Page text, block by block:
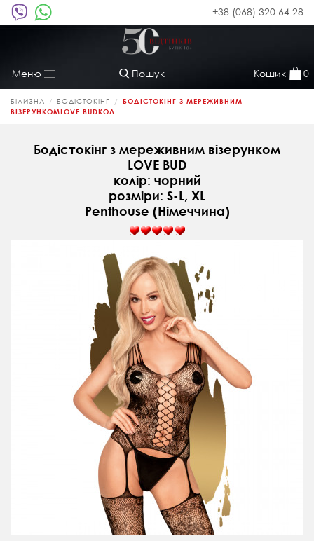
+38 (068) 320 64 28
Пошук Кошик 0
Меню
Toggle
navigation
БІЛИЗНА БОДІСТОКІНГ
БОДІСТОКІНГ З МЕРЕЖИВНИМ
ВІЗЕРУНКОМLOVE BUDКОЛ...
Бодістокінг з мереживним візерунком
LOVE BUD
колір: чорний
розміри: S-L, XL
Penthouse (Німеччина)